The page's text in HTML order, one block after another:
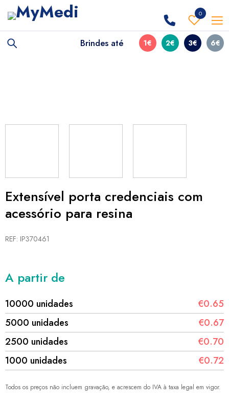
0
Brindes até 1€ 2€ 3€ 6€
Extensível porta credenciais com
acessório para resina
REF: IP370461
A partir de
10000 unidades
€0.65
5000 unidades
€0.67
2500 unidades
€0.70
1000 unidades
€0.72
Todos os preços não incluem gravação, e acrescem do IVA à taxa legal em vigor.